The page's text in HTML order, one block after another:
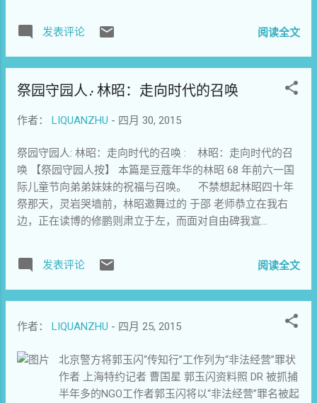
葩：不但完完全全逸脱了十四万言书中那冥
婚畸恋的阴影，更在燕园魔窟、古今中外、
的纵横捭阖之间，无比真切地定格了林昭作
如果说，论诗骨，即使聂绀弩也难及林昭之
昭奇崛峥嵘的杂文大气象与圣洁情怀？ ——
那是浩劫炼狱才能赐予华夏民族的无与伦比
的瑰宝！ 无疑，骤卷的上海一月风暴，遏
断了林昭涌潮般的竟技激情与杂文文思。从
《岁朝之战》开始的《战场日记》，属于留
人与世世代代的北大儿女、仁人志士，永远
而未名湖是我们的本来面目！” ——谨以此纪
——竞技者语 林 昭 一、
运动项目只要含有竞赛性，便也带有竞争
性，同时并具有程度不等的对抗性。运动如
此，他事同概。乒乓、篮、排、足球、手
发表评论 阅读全文
祭园守园人: 林昭：走向时代的召唤
作者： LIQUANZHU - 四月 30, 2015
祭园守园人: 林昭：走向时代的召唤 : 林昭：走向时代的召
唤 【祭园守园人按】 本篇是豆蔻年华的林昭 68 年前六一国
际儿童节向弟弟妹妹的祝福与召唤。 不禁想起林昭四十年
祭那天，灵岩哭墙前，林昭邀舞过的 于邵 老师恭立在我右
边，正在读博的修鹏则肃立于左，而面对自由碑我宣...
发表评论 阅读全文
作者： LIQUANZHU - 四月 25, 2015
北京警方将郭玉闪“传知行”工作列为“非法经营”罪状
作者 上海特约记者 曹国星 郭玉闪资料照 DR 被抓捕
半年多的NGO工作者郭玉闪将以“非法经营”罪名被起